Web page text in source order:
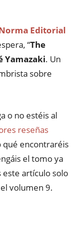
Editorial
“The
Yamazaki. Un
sobre
o no estéis al
reseñas
qué encontraréis
el tomo ya
este artículo solo
volumen 9.